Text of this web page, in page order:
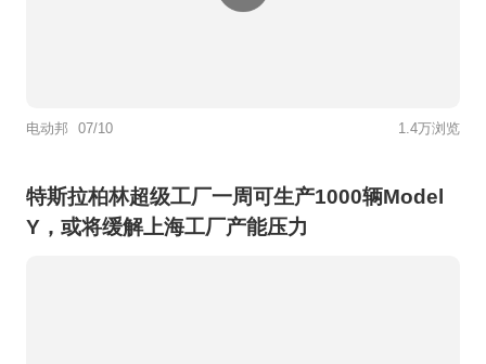
电动邦 07/10 1.4万浏览
特斯拉柏林超级工厂一周可生产1000辆Model
Y，或将缓解上海工厂产能压力